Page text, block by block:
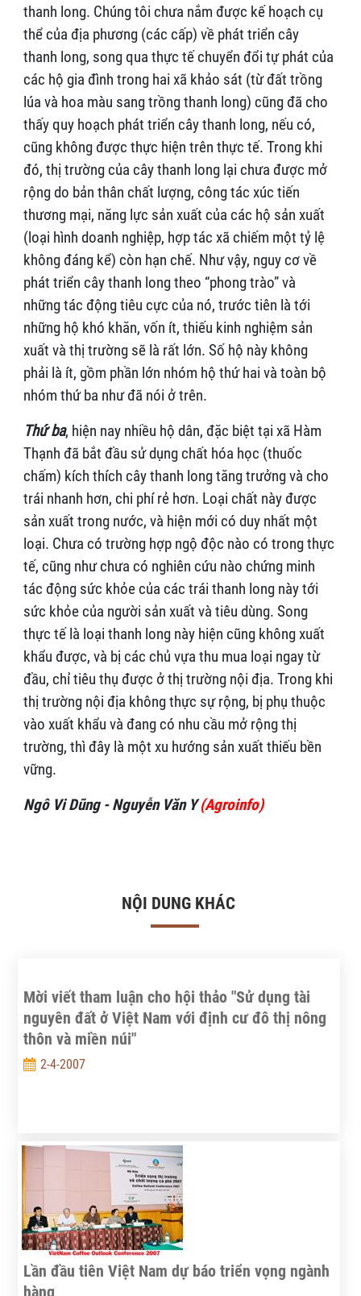
thanh long. Chúng tôi chưa nắm được kế hoạch cụ
thể của địa phương (các cấp) về phát triển cây
thanh long, song qua thực tế chuyển đổi tự phát của
các hộ gia đình trong hai xã khảo sát (từ đất trồng
lúa và hoa màu sang trồng thanh long) cũng đã cho
thấy quy hoạch phát triển cây thanh long, nếu có,
cũng không được thực hiện trên thực tế. Trong khi
đó, thị trường của cây thanh long lại chưa được mở
rộng do bản thân chất lượng, công tác xúc tiến
thương mại, năng lực sản xuất của các hộ sản xuất
(loại hình doanh nghiệp, hợp tác xã chiếm một tỷ lệ
không đáng kể) còn hạn chế. Như vậy, nguy cơ về
phát triển cây thanh long theo “phong trào” và
những tác động tiêu cực của nó, trước tiên là tới
những hộ khó khăn, vốn ít, thiếu kinh nghiệm sản
xuất và thị trường sẽ là rất lớn. Số hộ này không
phải là ít, gồm phần lớn nhóm hộ thứ hai và toàn bộ
nhóm thứ ba như đã nói ở trên.
Thứ ba, hiện nay nhiều hộ dân, đặc biệt tại xã Hàm
Thạnh đã bắt đầu sử dụng chất hóa học (thuốc
chấm) kích thích cây thanh long tăng trưởng và cho
trái nhanh hơn, chi phí rẻ hơn. Loại chất này được
sản xuất trong nước, và hiện mới có duy nhất một
loại. Chưa có trường hợp ngộ độc nào có trong thực
tế, cũng như chưa có nghiên cứu nào chứng minh
tác động sức khỏe của các trái thanh long này tới
sức khỏe của người sản xuất và tiêu dùng. Song
thực tế là loại thanh long này hiện cũng không xuất
khẩu được, và bị các chủ vựa thu mua loại ngay từ
đầu, chỉ tiêu thụ được ở thị trường nội địa. Trong khi
thị trường nội địa không thực sự rộng, bị phụ thuộc
vào xuất khẩu và đang có nhu cầu mở rộng thị
trường, thì đây là một xu hướng sản xuất thiếu bền
vững.
Ngô Vi Dũng - Nguyễn Văn Y(Agroinfo)
NỘI DUNG KHÁC
Mời viết tham luận cho hội thảo "Sử dụng tài
nguyên đất ở Việt Nam với định cư đô thị nông
thôn và miền núi"
2-4-2007
Lần đầu tiên Việt Nam dự báo triển vọng ngành
hàng